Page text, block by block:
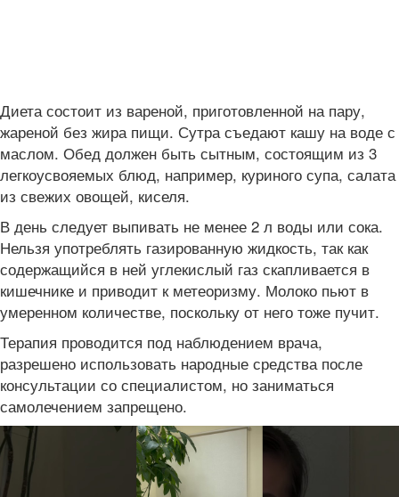
Диета состоит из вареной, приготовленной на пару,
жареной без жира пищи. Сутра съедают кашу на воде с
маслом. Обед должен быть сытным, состоящим из 3
легкоусвояемых блюд, например, куриного супа, салата
из свежих овощей, киселя.
В день следует выпивать не менее 2 л воды или сока.
Нельзя употреблять газированную жидкость, так как
содержащийся в ней углекислый газ скапливается в
кишечнике и приводит к метеоризму. Молоко пьют в
умеренном количестве, поскольку от него тоже пучит.
Терапия проводится под наблюдением врача,
разрешено использовать народные средства после
консультации со специалистом, но заниматься
самолечением запрещено.